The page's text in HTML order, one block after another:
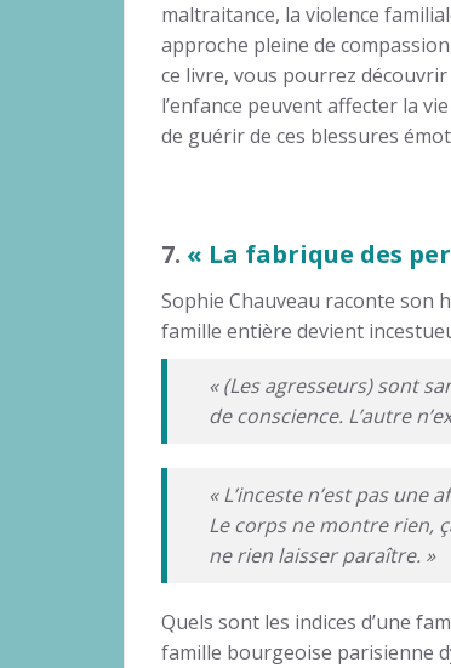
maltraitance, la violence
approche pleine de
ce livre, vous pourrez
l’enfance peuvent affecter la
de guérir de ces blessures
7. « La fabrique des
Sophie Chauveau raconte son
famille entière devient
« (Les agresseurs) sont
de conscience. L’autre
« L’inceste n’est pas
Le corps ne montre rien,
ne rien laisser paraître. »
Quels sont les indices d’une
famille bourgeoise parisienne